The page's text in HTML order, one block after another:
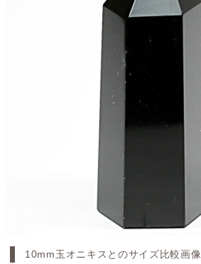
10mm玉オニキスとのサイズ比較画像